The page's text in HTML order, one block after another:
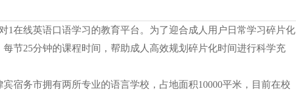
1在线英语口语学习的教育平台。为了迎合成人用户日常学习碎片化
节25分钟的课程时间，帮助成人高效规划碎片化时间进行科学充
宿务市拥有两所专业的语言学校，占地面积10000平米，目前在校